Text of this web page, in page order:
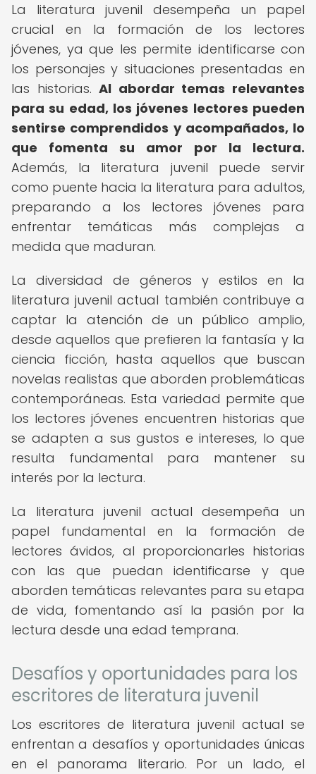
La literatura juvenil desempeña un papel
crucial en la formación de los lectores
jóvenes, ya que les permite identificarse con
los personajes y situaciones presentadas en
las historias.Al abordar temas relevantes
para su edad, los jóvenes lectores pueden
sentirse comprendidos y acompañados, lo
que fomenta su amor por la lectura.
Además, la literatura juvenil puede servir
como puente hacia la literatura para adultos,
preparando a los lectores jóvenes para
enfrentar temáticas más complejas a
medida que maduran.
La diversidad de géneros y estilos en la
literatura juvenil actual también contribuye a
captar la atención de un público amplio,
desde aquellos que prefieren la fantasía y la
ciencia ficción, hasta aquellos que buscan
novelas realistas que aborden problemáticas
contemporáneas. Esta variedad permite que
los lectores jóvenes encuentren historias que
se adapten a sus gustos e intereses, lo que
resulta fundamental para mantener su
interés por la lectura.
La literatura juvenil actual desempeña un
papel fundamental en la formación de
lectores ávidos, al proporcionarles historias
con las que puedan identificarse y que
aborden temáticas relevantes para su etapa
de vida, fomentando así la pasión por la
lectura desde una edad temprana.
Desafíos y oportunidades para los
escritores de literatura juvenil
Los escritores de literatura juvenil actual se
enfrentan a desafíos y oportunidades únicas
en el panorama literario. Por un lado, el